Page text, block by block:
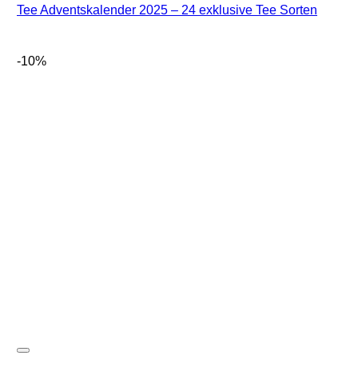
Tee Adventskalender 2025 – 24 exklusive Tee Sorten
-10%